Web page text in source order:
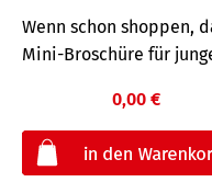
Wenn schon shoppen,
Mini-Broschüre für
0,00 €